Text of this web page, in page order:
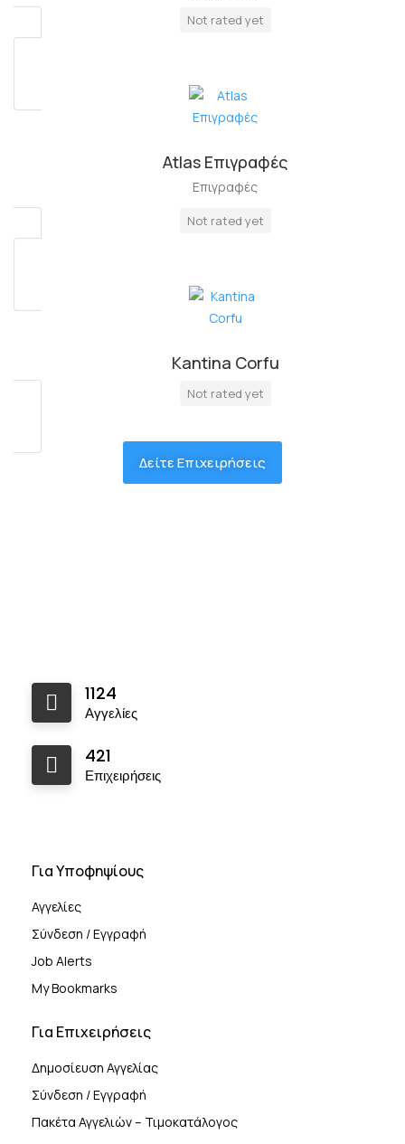
Not rated yet
Atlas Επιγραφές
Επιγραφές
Not rated yet
Kantina Corfu
Not rated yet
Δείτε Επιχειρήσεις
1124
Αγγελίες
421
Επιχειρήσεις
Για Υποφηψίους
Αγγελίες
Σύνδεση / Εγγραφή
Job Alerts
My Bookmarks
Για Επιχειρήσεις
Δημοσίευση Αγγελίας
Σύνδεση / Εγγραφή
Πακέτα Αγγελιών – Τιμοκατάλογος